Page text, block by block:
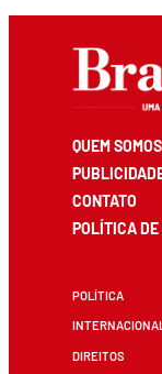
QUEM SOMOS
CONTATO
POLÍTICA
POLÍTICA
DIREITOS